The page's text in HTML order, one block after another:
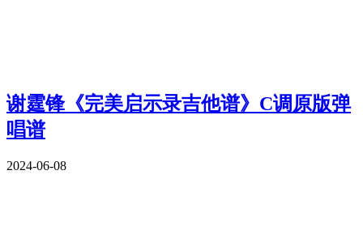
谢霆锋《完美启示录吉他谱》C调原版弹
唱谱
2024-06-08